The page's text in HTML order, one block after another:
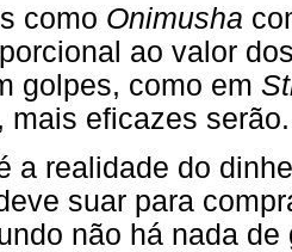
como Onimusha
ao valor
golpes, como em
mais eficazes serão.
a realidade do
suar para
não há nada de